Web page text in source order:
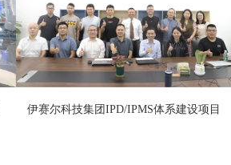
伊赛尔科技集团IPD/IPMS体系建设项目